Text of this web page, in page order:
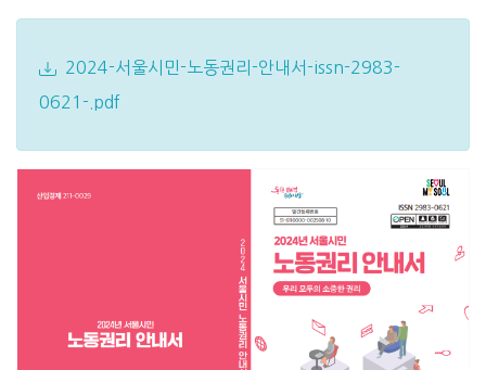
2024-서울시민-노동권리-안내서-issn-2983-
0621-.pdf